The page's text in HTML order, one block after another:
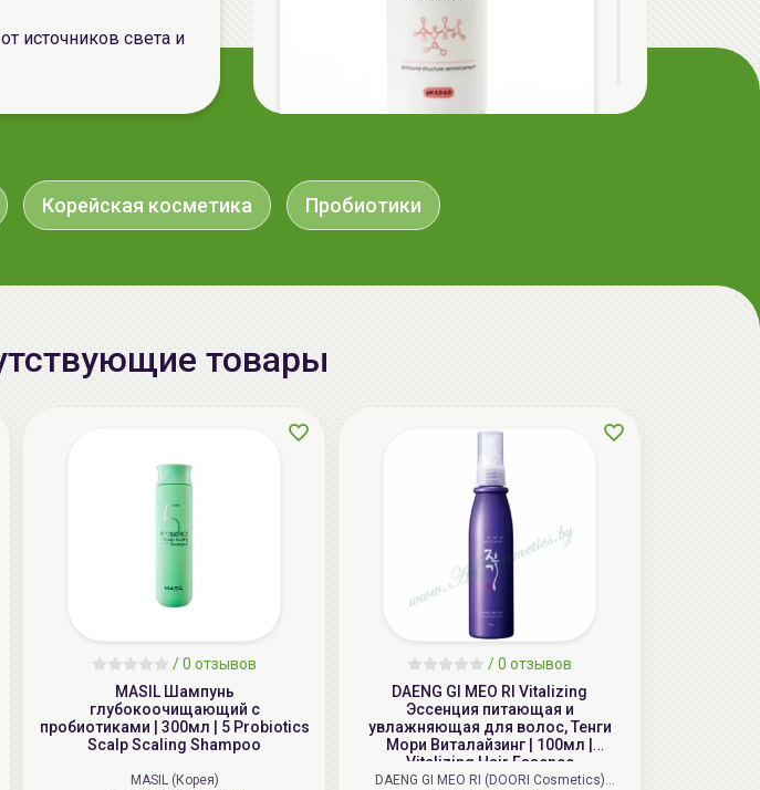
источников света и
LIMBA Premium Line Маска-
реконструктор для волос | 750мл | LIMBA
Cosmetics Premium Line Reconstruction
aкция
AiliCode Бальзам для волос
увлажняющий, 250мл
27.38 руб. -26%
Корейская косметика Пробиотики
товары
/0 отзывов
MASIL Шампунь
глубокоочищающий с
пробиотиками | 300мл | 5 Probiotics
Scalp Scaling Shampoo
MASIL (Корея)
/0 отзывов
DAENG GI MEO RI Vitalizing
Эссенция питающая и
увлажняющая для волос, Тенги
Мори Виталайзинг | 100мл |
Vitalizing Hair Essence
DAENG GI MEO RI (DOORI Cosmetics)